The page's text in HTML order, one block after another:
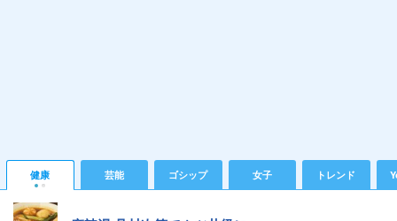
健康 芸能 ゴシップ 女子 トレンド